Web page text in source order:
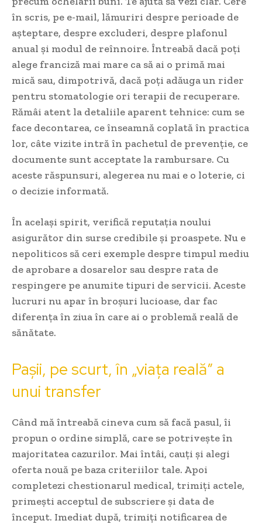
în scris, pe e-mail, lămuriri despre perioade de
așteptare, despre excluderi, despre plafonul
anual și modul de reînnoire. Întreabă dacă poți
alege franciză mai mare ca să ai o primă mai
mică sau, dimpotrivă, dacă poți adăuga un rider
pentru stomatologie ori terapii de recuperare.
Rămâi atent la detaliile aparent tehnice: cum se
face decontarea, ce înseamnă coplată în practica
lor, câte vizite intră în pachetul de prevenție, ce
documente sunt acceptate la rambursare. Cu
aceste răspunsuri, alegerea nu mai e o loterie, ci
o decizie informată.
În același spirit, verifică reputația noului
asigurător din surse credibile și proaspete. Nu e
nepoliticos să ceri exemple despre timpul mediu
de aprobare a dosarelor sau despre rata de
respingere pe anumite tipuri de servicii. Aceste
lucruri nu apar în broșuri lucioase, dar fac
diferența în ziua în care ai o problemă reală de
sănătate.
Pașii, pe scurt, în „viața reală” a
unui transfer
Când mă întreabă cineva cum să facă pasul, îi
propun o ordine simplă, care se potrivește în
majoritatea cazurilor. Mai întâi, cauți și alegi
oferta nouă pe baza criteriilor tale. Apoi
completezi chestionarul medical, trimiți actele,
primești acceptul de subscriere și data de
început. Imediat după, trimiți notificarea de